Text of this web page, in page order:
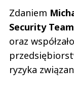
Zdaniem
Security
oraz
ryzyka